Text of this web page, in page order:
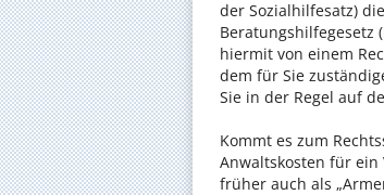
der Sozialhilfesatz)
Beratungshilfegesetz
hiermit von einem
dem für Sie
Sie in der Regel auf
Kommt es zum
Anwaltskosten für ein
früher auch als